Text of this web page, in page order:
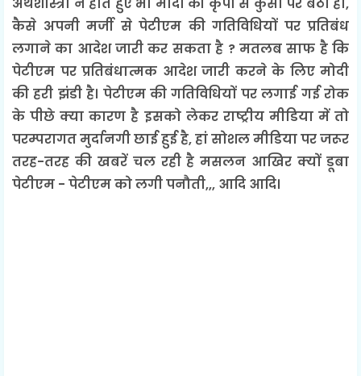
कैसे अपनी मर्जी से पेटीएम की गतिविधियों पर प्रतिबंध
लगाने का आदेश जारी कर सकता है ? मतलब साफ है कि
पेटीएम पर प्रतिबंधात्मक आदेश जारी करने के लिए मोदी
की हरी झंडी है। पेटीएम की गतिविधियों पर लगाई गई रोक
के पीछे क्या कारण है इसको लेकर राष्ट्रीय मीडिया में तो
परम्परागत मुर्दानगी छाई हुई है, हां सोशल मीडिया पर जरूर
तरह-तरह की खबरें चल रही है मसलन आखिर क्यों डूबा
पेटीएम - पेटीएम को लगी पनौती,,, आदि आदि।